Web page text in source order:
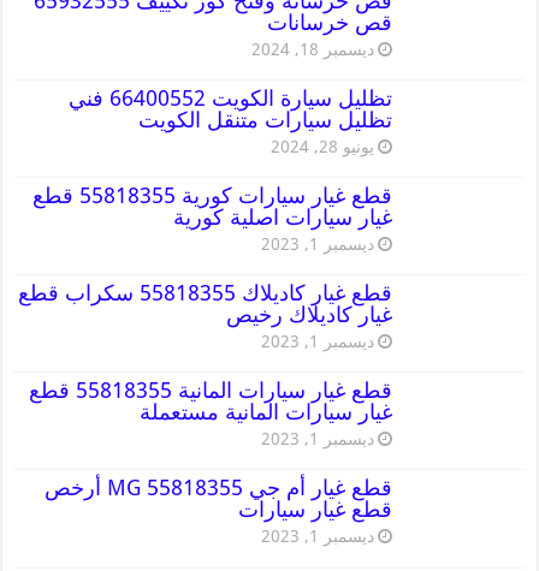
قص خرسانات
ديسمبر 18, 2024
تظليل سيارة الكويت 66400552 فني
تظليل سيارات متنقل الكويت
يونيو 28, 2024
قطع غيار سيارات كورية 55818355 قطع
غيار سيارات اصلية كورية
ديسمبر 1, 2023
قطع غيار كاديلاك 55818355 سكراب قطع
غيار كاديلاك رخيص
ديسمبر 1, 2023
قطع غيار سيارات المانية 55818355 قطع
غيار سيارات المانية مستعملة
ديسمبر 1, 2023
قطع غيار أم جي MG 55818355 أرخص
قطع غيار سيارات
ديسمبر 1, 2023